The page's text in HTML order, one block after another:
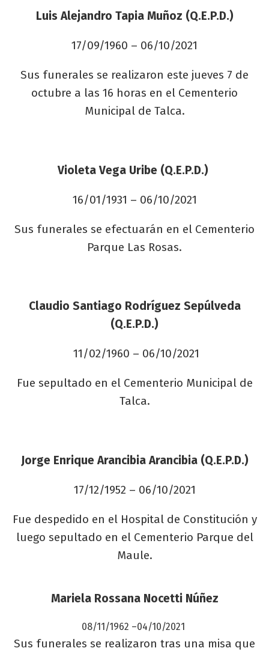
Luis Alejandro Tapia Muñoz (Q.E.P.D.)
17/09/1960 – 06/10/2021
Sus funerales se realizaron este jueves 7 de
octubre a las 16 horas en el Cementerio
Municipal de Talca.
Violeta Vega Uribe (Q.E.P.D.)
16/01/1931 – 06/10/2021
Sus funerales se efectuarán en el Cementerio
Parque Las Rosas.
Claudio Santiago Rodríguez Sepúlveda
(Q.E.P.D.)
11/02/1960 – 06/10/2021
Fue sepultado en el Cementerio Municipal de
Talca.
Jorge Enrique Arancibia Arancibia (Q.E.P.D.)
17/12/1952 – 06/10/2021
Fue despedido en el Hospital de Constitución y
luego sepultado en el Cementerio Parque del
Maule.
Mariela Rossana Nocetti Núñez
08/11/1962 –04/10/2021
Sus funerales se realizaron tras una misa que